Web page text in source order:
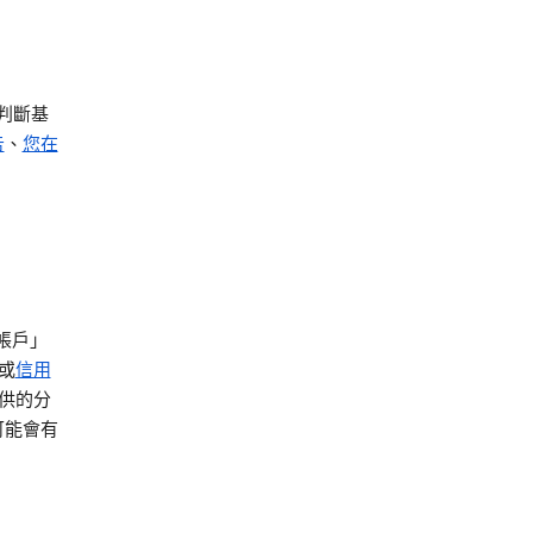
斷基
、 您在
」
信用
的分
會有